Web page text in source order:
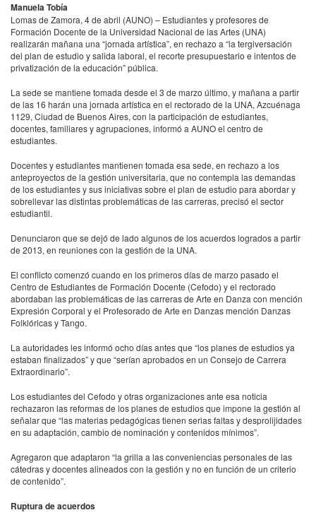
Manuela Tobía
Lomas de Zamora, 4 de abril (AUNO) – Estudiantes y profesores de
Formación Docente de la Universidad Nacional de las Artes (UNA)
realizarán mañana una “jornada artística”, en rechazo a “la tergiversación
del plan de estudio y salida laboral, el recorte presupuestario e intentos de
privatización de la educación” pública.
La sede se mantiene tomada desde el 3 de marzo último, y mañana a partir
de las 16 harán una jornada artística en el rectorado de la UNA, Azcuénaga
1129, Ciudad de Buenos Aires, con la participación de estudiantes,
docentes, familiares y agrupaciones, informó a AUNOel centro de
estudiantes.
Docentes y estudiantes mantienen tomada esa sede, en rechazo a los
anteproyectos de la gestión universitaria, que no contempla las demandas
de los estudiantes y sus iniciativas sobre el plan de estudio para abordar y
sobrellevar las distintas problemáticas de las carreras, precisó el sector
estudiantil.
Denunciaron que se dejó de lado algunos de los acuerdos logrados a partir
de 2013, en reuniones con la gestión de la UNA.
El conflicto comenzó cuando en los primeros días de marzo pasado el
Centro de Estudiantes de Formación Docente (Cefodo) y el rectorado
abordaban las problemáticas de las carreras de Arte en Danza con mención
Expresión Corporal y el Profesorado de Arte en Danzas mención Danzas
Folklóricas y Tango.
La autoridades les informó ocho días antes que “los planes de estudios ya
estaban finalizados” y que “serían aprobados en un Consejo de Carrera
Extraordinario”.
Los estudiantes del Cefodo y otras organizaciones ante esa noticia
rechazaron las reformas de los planes de estudios que impone la gestión al
señalar que “las materias pedagógicas tienen serias faltas y desprolijidades
en su adaptación, cambio de nominación y contenidos mínimos”.
Agregaron que adaptaron “la grilla a las conveniencias personales de las
cátedras y docentes alineados con la gestión y no en función de un criterio
de contenido”.
Ruptura de acuerdos